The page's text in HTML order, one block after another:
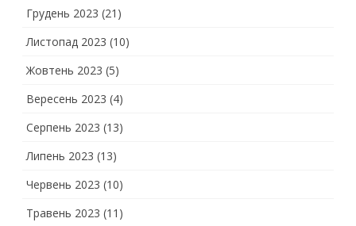
Грудень 2023 (21)
Листопад 2023 (10)
Жовтень 2023 (5)
Вересень 2023 (4)
Серпень 2023 (13)
Липень 2023 (13)
Червень 2023 (10)
Травень 2023 (11)